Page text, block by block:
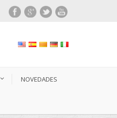
NOVEDADES